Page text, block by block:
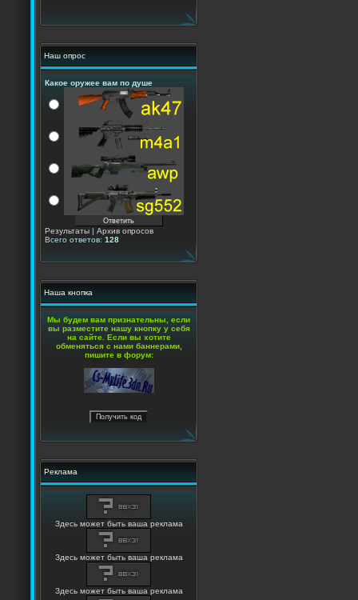
Наш опрос
Какое оружее вам по душе
Результаты | Архив опросов
Всего ответов: 128
Наша кнопка
Мы будем вам признательны, если
вы разместите нашу кнопку у себя
на сайте. Если вы хотите
обменяться с нами баннерами,
пишите в форум:
Реклама
Здесь может быть ваша реклама
Здесь может быть ваша реклама
Здесь может быть ваша реклама